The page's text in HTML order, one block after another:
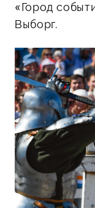
«Город
Выборг.